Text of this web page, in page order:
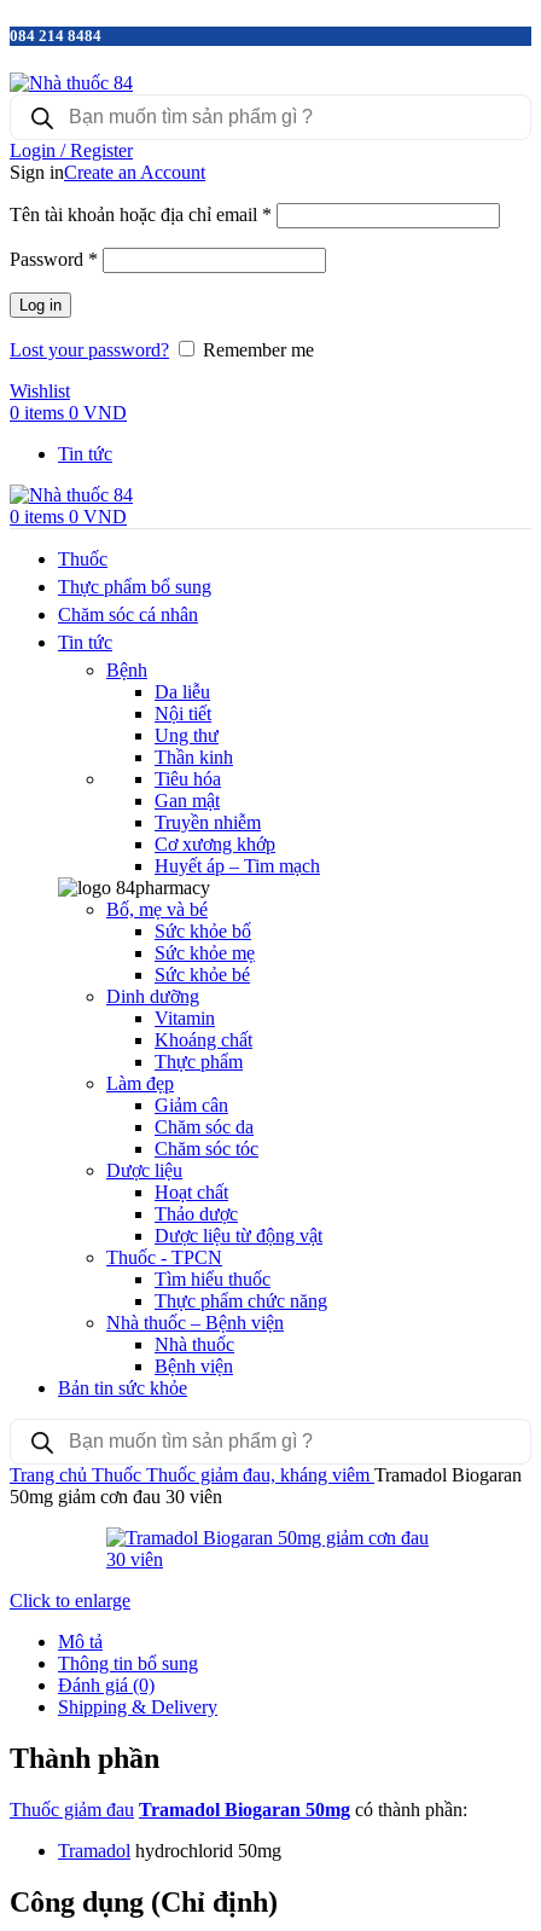
084 214 8484
Products
search
Login / Register
Sign inCreate an Account
Tên tài khoản hoặc địa chỉ email *
Password *
Log in
Lost your password?
Remember me
Wishlist
0 items 0 VND
Tin tức
0 items 0 VND
Thuốc
Thực phẩm bổ sung
Chăm sóc cá nhân
Tin tức
Bệnh
Da liễu
Nội tiết
Ung thư
Thần kinh
Tiêu hóa
Gan mật
Truyền nhiễm
Cơ xương khớp
Huyết áp – Tim mạch
Bố, mẹ và bé
Sức khỏe bố
Sức khỏe mẹ
Sức khỏe bé
Dinh dưỡng
Vitamin
Khoáng chất
Thực phẩm
Làm đẹp
Giảm cân
Chăm sóc da
Chăm sóc tóc
Dược liệu
Hoạt chất
Thảo dược
Dược liệu từ động vật
Thuốc - TPCN
Tìm hiểu thuốc
Thực phẩm chức năng
Nhà thuốc – Bệnh viện
Nhà thuốc
Bệnh viện
Bản tin sức khỏe
Products
search
Trang chủ Thuốc Thuốc giảm đau, kháng viêm Tramadol Biogaran
50mg giảm cơn đau 30 viên
Click to enlarge
Mô tả
Thông tin bổ sung
Đánh giá (0)
Shipping & Delivery
Thành phần
Thuốc giảm đau Tramadol Biogaran 50mg có thành phần:
Tramadol hydrochlorid 50mg
Công dụng (Chỉ định)